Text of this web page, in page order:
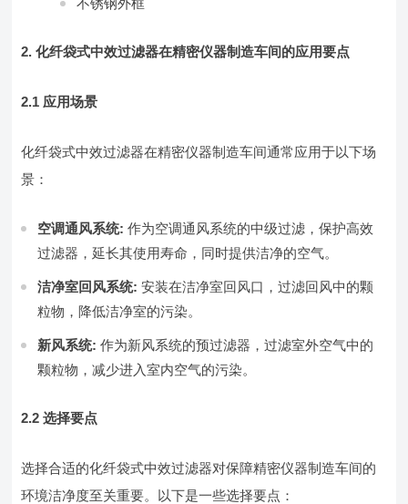
不锈钢外框
2. 化纤袋式中效过滤器在精密仪器制造车间的应用要点
2.1 应用场景
化纤袋式中效过滤器在精密仪器制造车间通常应用于以下场
景：
空调通风系统: 作为空调通风系统的中级过滤，保护高效
过滤器，延长其使用寿命，同时提供洁净的空气。
洁净室回风系统: 安装在洁净室回风口，过滤回风中的颗
粒物，降低洁净室的污染。
新风系统: 作为新风系统的预过滤器，过滤室外空气中的
颗粒物，减少进入室内空气的污染。
2.2 选择要点
选择合适的化纤袋式中效过滤器对保障精密仪器制造车间的
环境洁净度至关重要。以下是一些选择要点：